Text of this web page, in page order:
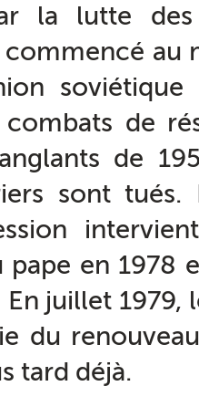
la lutte
au
combats de
de
sont
pape en
En juillet
du
tard déjà.